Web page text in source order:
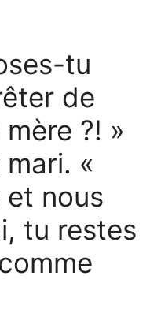
tu
de
mère ?! »
«
et nous
tu restes